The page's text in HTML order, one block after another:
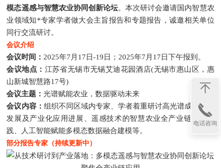
模态遥感与智慧农业协同创新论坛。本次研讨会邀请国内智慧农
业领域知*专家学者做大会主旨报告和专题报告，诚邀相关单位
同行交流研讨。
会议介绍
会议时间： 2025年7月17日-19日； 2025年7月17日下午报到。
会议地点： 江苏省无锡市无锡艾迪花园酒店(无锡市惠山区，惠
山新城智慧路17号)
会议主题：光谱赋能农业，数据驱动未来
会议内容： 组织不同区域内专家、学者着重研讨高光谱成像技术
发展及产业化应用进展、遥感技术的智慧农业全产业链应用实
践、人工智能赋能多模态数据融合建模等。
部分报告专家（持续更新中）
电话咨询